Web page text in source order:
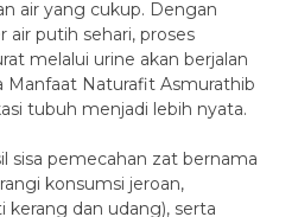
air yang cukup. Dengan
putih sehari, proses
melalui urine akan berjalan
Manfaat Naturafit Asmurathib
tubuh menjadi lebih nyata.
sisa pemecahan zat bernama
konsumsi jeroan,
kerang dan udang), serta